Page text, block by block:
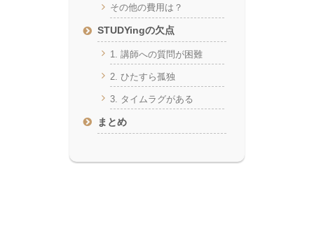
その他の費用は？
STUDYingの欠点
1. 講師への質問が困難
2. ひたすら孤独
3. タイムラグがある
まとめ